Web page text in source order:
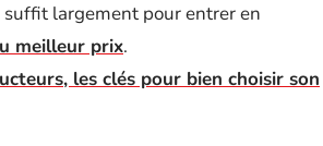
suffit largement pour entrer en
meilleur prix.
les clés pour bien choisir son